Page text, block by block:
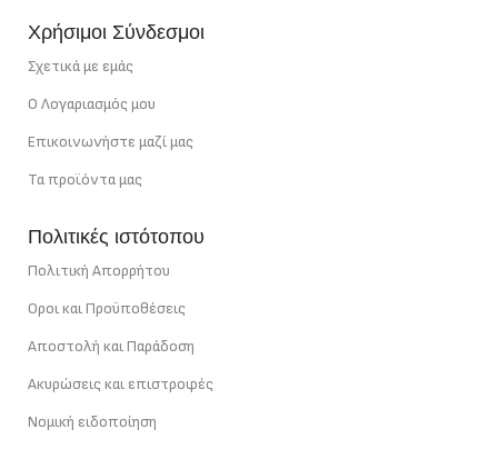
ΙΣΧΎΣ 22 W/m
Χρήσιμοι Σύνδεσμοι
Σχετικά με εμάς
Ο Λογαριασμός μου
Επικοινωνήστε μαζί μας
Τα προϊόντα μας
Πολιτικές ιστότοπου
Πολιτική Απορρήτου
Οροι και Προϋποθέσεις
Αποστολή και Παράδοση
Ακυρώσεις και επιστροφές
Νομική ειδοποίηση